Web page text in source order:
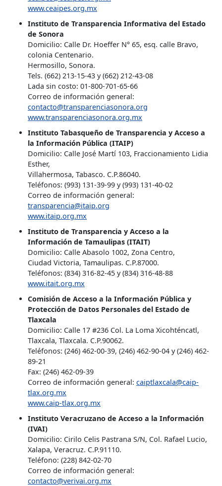
www.ceaipes.org.mx
Instituto de Transparencia Informativa del Estado
de Sonora
Domicilio: Calle Dr. Hoeffer N° 65, esq. calle Bravo,
colonia Centenario.
Hermosillo, Sonora.
Tels. (662) 213-15-43 y (662) 212-43-08
Lada sin costo: 01-800-701-65-66
Correo de información general:
contacto@transparenciasonora.org
www.transparenciasonora.org.mx
Instituto Tabasqueño de Transparencia y Acceso a
la Información Pública (ITAIP)
Domicilio: Calle José Martí 103, Fraccionamiento Lidia
Esther,
Villahermosa, Tabasco. C.P.86040.
Teléfonos: (993) 131-39-99 y (993) 131-40-02
Correo de información general:
transparencia@itaip.org
www.itaip.org.mx
Instituto de Transparencia y Acceso a la
Información de Tamaulipas (ITAIT)
Domicilio: Calle Abasolo 1002, Zona Centro,
Ciudad Victoria, Tamaulipas. C.P.87000.
Teléfonos: (834) 316-82-45 y (834) 316-48-88
www.itait.org.mx
Comisión de Acceso a la Información Pública y
Protección de Datos Personales del Estado de
Tlaxcala
Domicilio: Calle 17 #236 Col. La Loma Xicohténcatl,
Tlaxcala, Tlaxcala. C.P.90062.
Teléfonos: (246) 462-00-39, (246) 462-90-04 y (246) 462-
89-21
Fax: (246) 462-09-39
Correo de información general: caiptlaxcala@caip-
tlax.org.mx
www.caip-tlax.org.mx
Instituto Veracruzano de Acceso a la Información
(IVAI)
Domicilio: Cirilo Celis Pastrana S/N, Col. Rafael Lucio,
Xalapa, Veracruz. C.P.91110.
Teléfono: (228) 842-02-70
Correo de información general:
contacto@verivai.org.mx